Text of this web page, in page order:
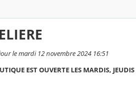
le mardi 12 novembre 2024 16:51
EST OUVERTE LES MARDIS,